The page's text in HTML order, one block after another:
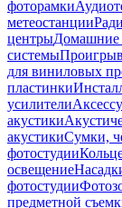
фоторамки
метеостанции
центрыДомашние
системы
для виниловых
пластинки
усилители
акустики
акустикиСумки,
фотостудии
освещение
фотостудии
предметной